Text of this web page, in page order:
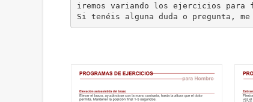
iremos variando los ejercicios
Si tenéis alguna duda o pregunta,